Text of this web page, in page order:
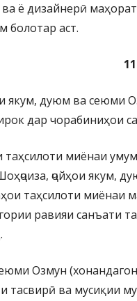
ё дизайнерӣ
болотар аст.
якум, дуюм ва сеюми
дар чорабиниҳои
таҳсилоти миёнаи
ҷойҳои якум,
таҳсилоти миёнаи
равияи санъати
Озмун
тасвирӣ ва мусиқии